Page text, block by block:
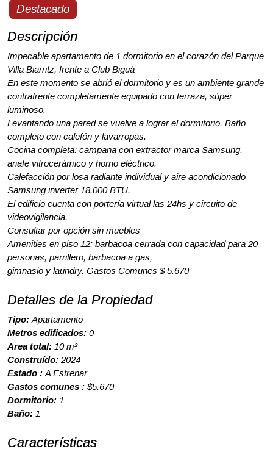
Destacado
Descripción
Impecable apartamento de 1 dormitorio en el corazón del Parque
Villa Biarritz, frente a Club Biguá
En este momento se abrió el dormitorio y es un ambiente grande
contrafrente completamente equipado con terraza, súper
luminoso.
Levantando una pared se vuelve a lograr el dormitorio. Baño
completo con calefón y lavarropas.
Cocina completa: campana con extractor marca Samsung,
anafe vitrocerámico y horno eléctrico.
Calefacción por losa radiante individual y aire acondicionado
Samsung inverter 18.000 BTU.
El edificio cuenta con portería virtual las 24hs y circuito de
videovigilancia.
Consultar por opción sin muebles
Amenities en piso 12: barbacoa cerrada con capacidad para 20
personas, parrillero, barbacoa a gas,
gimnasio y laundry. Gastos Comunes $ 5.670
Detalles de la Propiedad
Tipo: Apartamento
Metros edificados: 0
Area total: 10 m²
Construído: 2024
Estado : A Estrenar
Gastos comunes : $5.670
Dormitorio: 1
Baño: 1
Características